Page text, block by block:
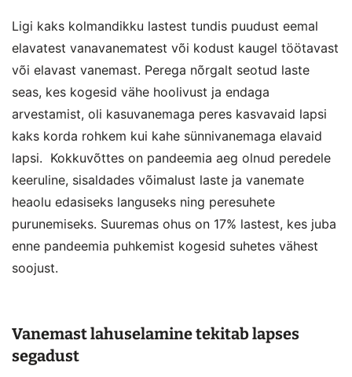
Ligi kaks kolmandikku lastest tundis puudust eemal
elavatest vanavanematest või kodust kaugel töötavast
või elavast vanemast. Perega nõrgalt seotud laste
seas, kes kogesid vähe hoolivust ja endaga
arvestamist, oli kasuvanemaga peres kasvavaid lapsi
kaks korda rohkem kui kahe sünnivanemaga elavaid
lapsi. Kokkuvõttes on pandeemia aeg olnud peredele
keeruline, sisaldades võimalust laste ja vanemate
heaolu edasiseks languseks ning peresuhete
purunemiseks. Suuremas ohus on 17% lastest, kes juba
enne pandeemia puhkemist kogesid suhetes vähest
soojust.
Vanemast lahuselamine tekitab lapses
segadust